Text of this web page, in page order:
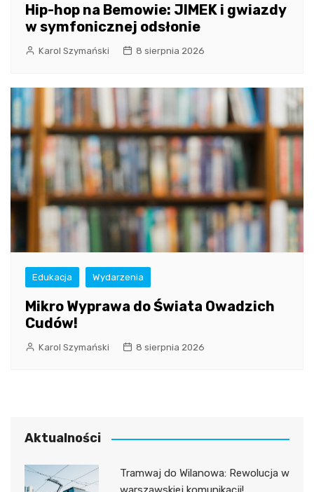
Hip-hop na Bemowie: JIMEK i gwiazdy
w symfonicznej odsłonie
Karol Szymański 8 sierpnia 2026
Edukacja Wydarzenia
Mikro Wyprawa do Świata Owadzich
Cudów!
Karol Szymański 8 sierpnia 2026
Aktualności
Tramwaj do Wilanowa: Rewolucja w